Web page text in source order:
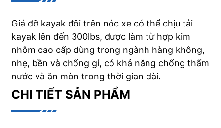
Giá đỡ kayak đôi trên nóc xe có thể chịu tải
kayak lên đến 300lbs, được làm từ hợp kim
nhôm cao cấp dùng trong ngành hàng không,
nhẹ, bền và chống gỉ, có khả năng chống thấm
nước và ăn mòn trong thời gian dài.
CHI TIẾT SẢN PHẨM